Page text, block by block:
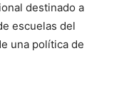
destinado a
escuelas del
una política de